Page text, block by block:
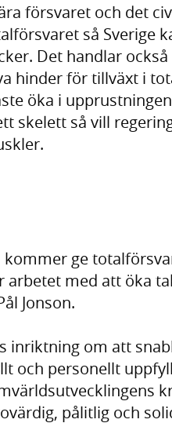
försvaret och det
så Sverige
Det handlar
hinder för tillväxt i
öka i
skelett så vill
ge
arbetet med att öka
Jonson.
inriktning om att
och personellt
pålitlig och